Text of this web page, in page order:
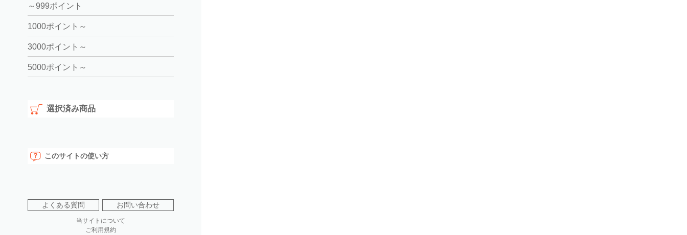
～999ポイント
1000ポイント～
3000ポイント～
5000ポイント～
選択済み商品
このサイトの使い方
よくある質問 お問い合わせ
当サイトについて
ご利用規約